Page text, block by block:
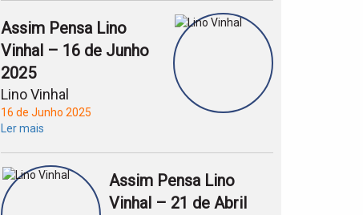
Assim Pensa Lino
Vinhal – 16 de Junho
2025
Lino Vinhal
16 de Junho 2025
Ler mais
Assim Pensa Lino
Vinhal – 21 de Abril